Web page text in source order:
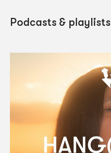
Podcasts & playlists